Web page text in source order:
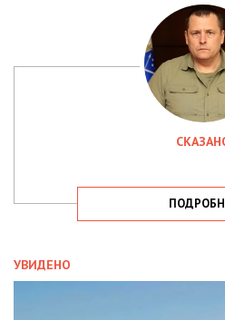
УВИДЕНО